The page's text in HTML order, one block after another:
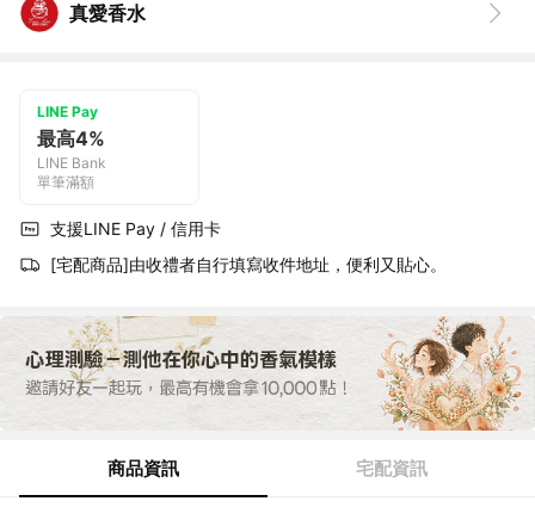
真愛香水
LINE Pay
最高4%
LINE Bank
單筆滿額
支援LINE Pay / 信用卡
[宅配商品]由收禮者自行填寫收件地址，便利又貼心。
商品資訊 宅配資訊